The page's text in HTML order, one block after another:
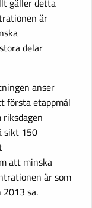
gäller detta
är
delar
anser
första etappmål
sikt 150
att minska
är som
sa.